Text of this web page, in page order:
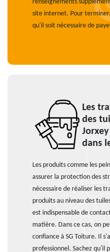
renseignements
site internet. Pour
qu'il soit nécessaire de
Les
des
dans
Les produits comme les
assurer la protection des
nécessaire de réaliser les
produits au niveau des
est indispensable de
matière. Dans ce cas, on
confiance à SG Toiture. Il
professionnel. Sachez qu'il